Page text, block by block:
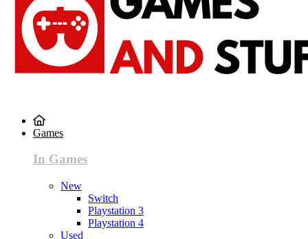
Games
In Games
New
Switch
Playstation 3
Playstation 4
Used